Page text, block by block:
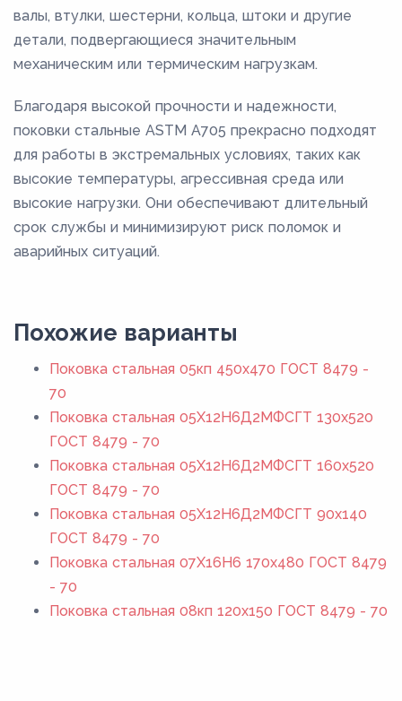
валы, втулки, шестерни, кольца, штоки и другие
детали, подвергающиеся значительным
механическим или термическим нагрузкам.
Благодаря высокой прочности и надежности,
поковки стальные ASTM A705 прекрасно подходят
для работы в экстремальных условиях, таких как
высокие температуры, агрессивная среда или
высокие нагрузки. Они обеспечивают длительный
срок службы и минимизируют риск поломок и
аварийных ситуаций.
Похожие варианты
Поковка стальная 05кп 450x470 ГОСТ 8479 -
70
Поковка стальная 05Х12Н6Д2МФСГТ 130x520
ГОСТ 8479 - 70
Поковка стальная 05Х12Н6Д2МФСГТ 160x520
ГОСТ 8479 - 70
Поковка стальная 05Х12Н6Д2МФСГТ 90x140
ГОСТ 8479 - 70
Поковка стальная 07Х16Н6 170x480 ГОСТ 8479
- 70
Поковка стальная 08кп 120x150 ГОСТ 8479 - 70